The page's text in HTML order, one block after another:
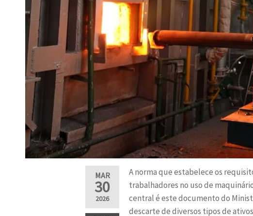
MAR
30
2026
A norma que estabelece os
trabalhadores no uso de
central é este documento do
descarte de diversos tipos de